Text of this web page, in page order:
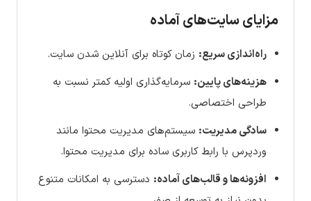
مزایای سایت‌های آماده
راه‌اندازی سریع: زمان کوتاه برای آنلاین شدن سایت.
هزینه‌های پایین: سرمایه‌گذاری اولیه کمتر نسبت به
طراحی اختصاصی.
سادگی مدیریت: سیستم‌های مدیریت محتوا مانند
وردپرس با رابط کاربری ساده برای مدیریت محتوا.
افزونه‌ها و قالب‌های آماده: دسترسی به امکانات متنوع